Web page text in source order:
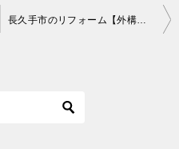
長久手市のリフォーム【外構・リノベーションなど】で費用が安いおすすめ業者は？口コミ・評判